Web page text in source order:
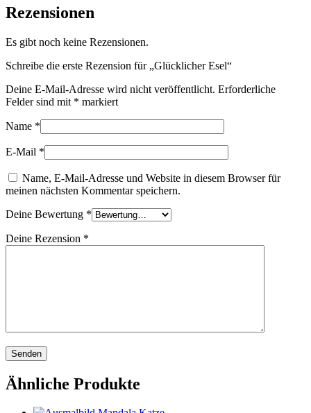
Rezensionen
Es gibt noch keine Rezensionen.
Schreibe die erste Rezension für „Glücklicher Esel“
Deine E-Mail-Adresse wird nicht veröffentlicht. Erforderliche
Felder sind mit * markiert
Name *
E-Mail *
Name, E-Mail-Adresse und Website in diesem Browser für
meinen nächsten Kommentar speichern.
Deine Bewertung *
Deine Rezension *
Ähnliche Produkte